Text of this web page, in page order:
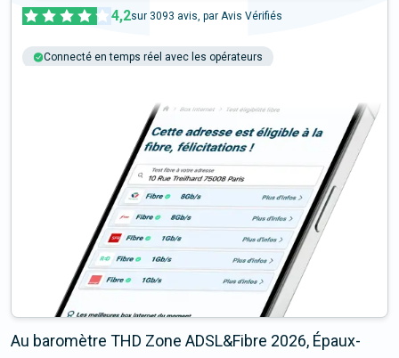
4,2sur 3093 avis, par Avis Vérifiés
Connecté en temps réel avec les opérateurs
Au baromètre THD Zone ADSL&Fibre 2026, Épaux-